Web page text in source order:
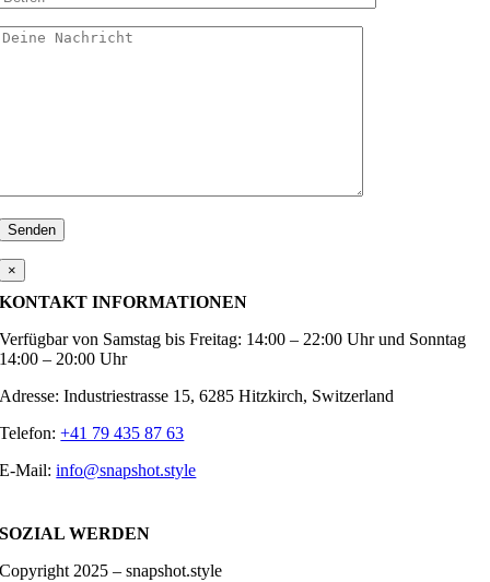
×
KONTAKT INFORMATIONEN
Verfügbar von Samstag bis Freitag: 14:00 – 22:00 Uhr und Sonntag
14:00 – 20:00 Uhr
Adresse: Industriestrasse 15, 6285 Hitzkirch, Switzerland
Telefon:+41 79 435 87 63
E-Mail:info@snapshot.style
SOZIAL WERDEN
Copyright 2025 – snapshot.style